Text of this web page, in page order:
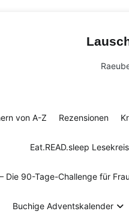
von A-Z Rezensionen
Eat.READ.sleep
Die 90-Tage-Challenge für
Buchige Adventskalender